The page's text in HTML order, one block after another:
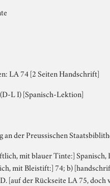
LA 74 [2 Seiten Handschrift]
L I) [Spanisch-Lektion]
an der Preussischen
mit blauer Tinte:]
mit Bleistift:] 74; b)
[auf der Rückseite LA 75,